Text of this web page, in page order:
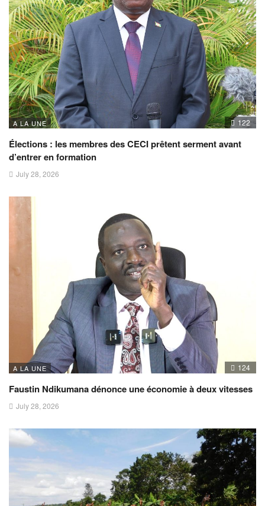
A LA UNE 122
Élections : les membres des CECI prêtent serment avant
d’entrer en formation
July 28, 2026
A LA UNE 124
Faustin Ndikumana dénonce une économie à deux vitesses
July 28, 2026